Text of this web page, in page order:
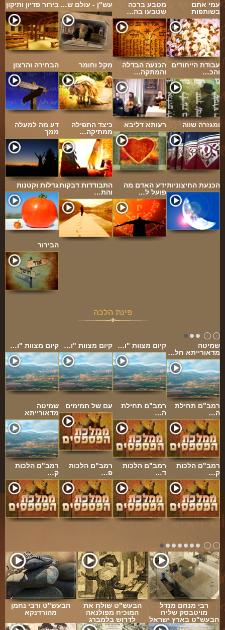
בירור פדיון ותיקון עש"ן - עולם ש…
מטבע ברכה
שטבעו בה…
עמי אתם
בשותפות
הבחירה והרצון מקל וחומר
הכנעה הבדלה
והמתקה…
עבודת הייחודים
והכ…
דע מה למעלה
ממך
כיצד התפילה
ממתיקה…
רעותא דליבא ומגזרה שווה
גדלות וקטנותהתבודדות דבקות
והת…
ידע האדם מה
פועל ל…
הכנעת החיצוניות
הבירור
פינת הלכה
קיום מצוות "ו… קיום מצוות "ו… קיום מצוות "ו…
שמיטה
מדאורייתא חל…
שמיטה
מדאורייתא
עם של תמימים
רמב"ם תחילת
ה…
רמב"ם תחילת
ה…
רמב"ם הלכות
ק…
רמב"ם הלכות
פ…
רמב"ם הלכות
ד…
רמב"ם הלכות
ק…
הבעש"ט ורבי נחמן
מהורדנקא
הבעש"ט שולח את
המוכיח מפולנאה
לדרוש בלמברג
רבי מנחם מנדל
מויטבסק שליח
הבעש"ט בארץ ישראל